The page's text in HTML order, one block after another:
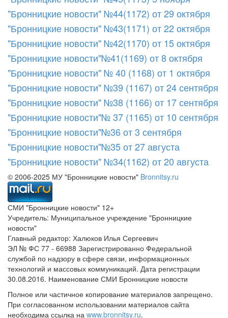
"Бронницкие новости" №44(1172) от 29 октября
"Бронницкие новости" №43(1171) от 22 октября
"Бронницкие новости" №42(1170) от 15 октября
"Бронницкие новости"№41(1169) от 8 октября
"Бронницкие новости" № 40 (1168) от 1 октября
"Бронницкие новости" №39 (1167) от 24 сентября
"Бронницкие новости" №38 (1166) от 17 сентября
"Бронницкие новости"№ 37 (1165) от 10 сентября
"Бронницкие новости"№36 от 3 сентября
"Бронницкие новости"№35 от 27 августа
"Бронницкие новости" №34(1162) от 20 августа
© 2006-2025 МУ "Бронницкие новости" Bronnitsy.ru
СМИ "Бронницкие новости" 12+
Учредитель: Муниципальное учреждение "Бронницкие
новости"
Главный редактор: Халюков Илья Сергеевич
ЭЛ № ФС 77 - 66988 Зарегистрированно Федеральной
службой по надзору в сфере связи, информационных
технологий и массовых коммуникаций. Дата регистрации
30.08.2016. Наименование СМИ Бронницкие новости
Полное или частичное копирование материалов запрещено.
При согласованном использовании материалов сайта
необходима ссылка на www.bronnitsy.ru.